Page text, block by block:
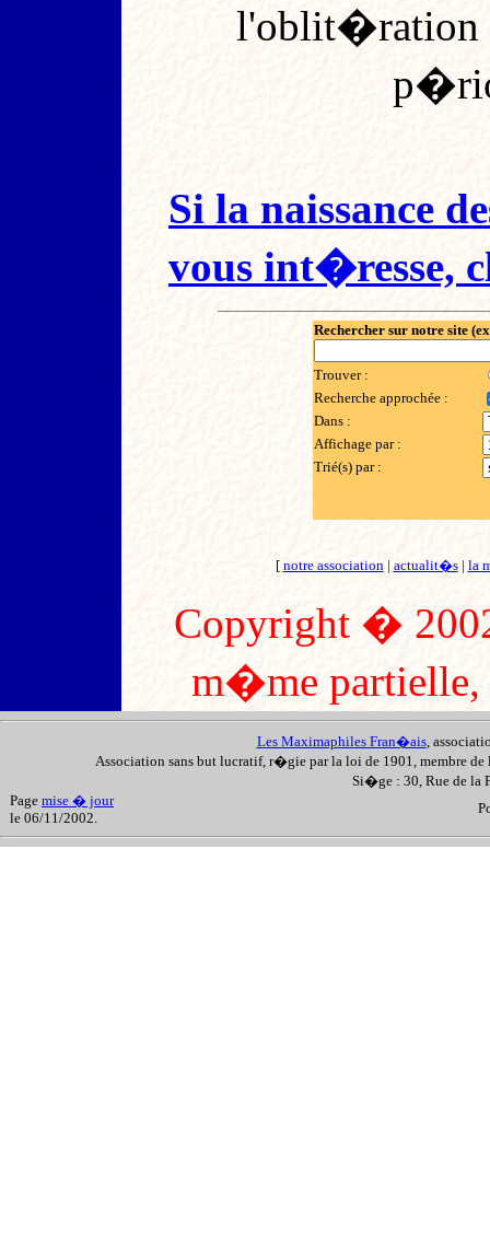
l'oblit�ration
Si la naissance
vous int�resse,
Rechercher sur notre site
Trouver :
Recherche approchée :
Dans :
Affichage par :
Trié(s) par :
[ notre association | actualit�s| la
Copyright �
m�me partielle,
Les Maximaphiles Fran�ais,
Association sans but lucratif, r�gie par la loi de 1901, membre de
Si�ge : 30, Rue de la
Page mise � jour
le 06/11/2002.